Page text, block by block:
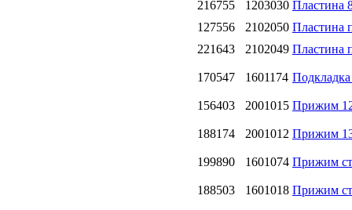
216755 1203030 Пластина
127556
2102050 Пластина
221643
2102049 Пластина
170547 1601174
156403 2001015 Прижим
188174 2001012 Прижим
199890 1601074 Прижим
188503 1601018 Прижим